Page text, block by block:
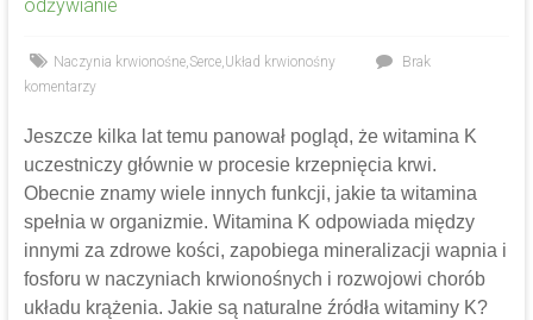
odżywianie
Naczynia krwionośne,Serce,Układ krwionośny
Brak
komentarzy
Jeszcze kilka lat temu panował pogląd, że witamina K
uczestniczy głównie w procesie krzepnięcia krwi.
Obecnie znamy wiele innych funkcji, jakie ta witamina
spełnia w organizmie. Witamina K odpowiada między
innymi za zdrowe kości, zapobiega mineralizacji wapnia i
fosforu w naczyniach krwionośnych i rozwojowi chorób
układu krążenia. Jakie są naturalne źródła witaminy K?